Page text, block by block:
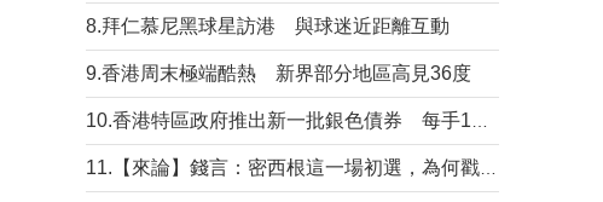
8.拜仁慕尼黑球星訪港 與球迷近距離互動
9.香港周末極端酷熱 新界部分地區高見36度